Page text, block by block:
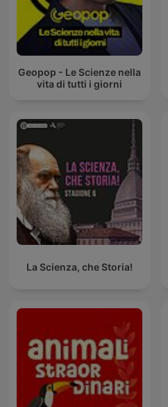
Geopop - Le Scienze nella
vita di tutti i giorni
La Scienza, che Storia!